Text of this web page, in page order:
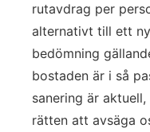
rutavdrag per
alternativt till ett
bedömning
bostaden är i så
sanering är
rätten att avsäga